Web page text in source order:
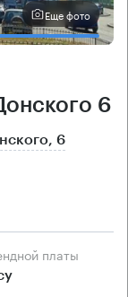
Еще фото
6
6
платы